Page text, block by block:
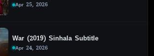
Apr 25, 2026
War (2019) Sinhala Subtitle
Apr 24, 2026